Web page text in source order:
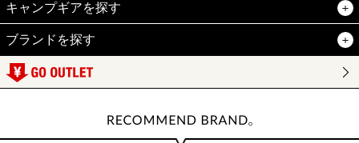
キャンプギアを探す
ブランドを探す